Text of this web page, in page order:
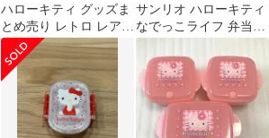
ハローキティ グッズま
とめ売り レトロ レア
廃盤品 雑貨 食器 ポー
チ バッグ
サンリオ ハローキティ
なでっこライフ 弁当箱
缶ケース クリップ まと
め売り